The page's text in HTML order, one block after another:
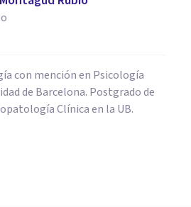
con mención en Psicología
de Barcelona. Postgrado de
Clínica en la UB.